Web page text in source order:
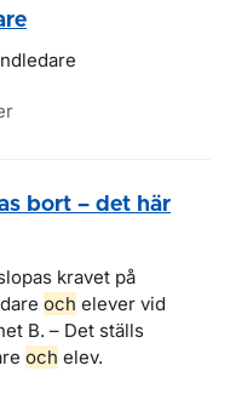
bort – det här
kravet på
och elever vid
B. – Det ställs
och elev.